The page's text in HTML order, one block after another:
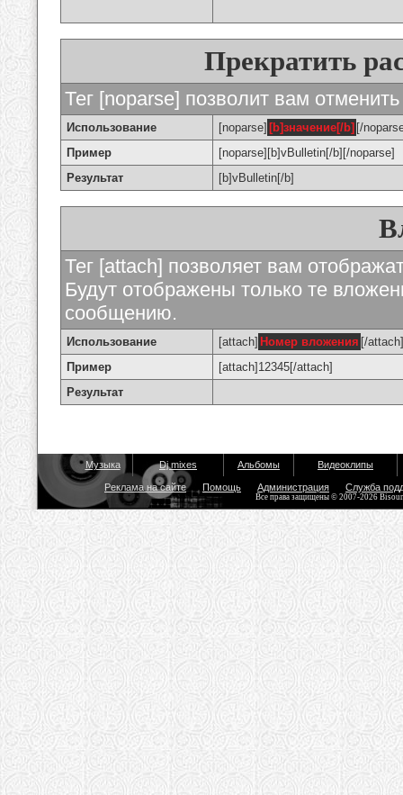
Прекратить
Тег [noparse] позволит вам
Использование [noparse] [b]значение[/b] [/
Пример
[noparse][b]vBulletin[/b][/noparse]
Результат
[b]vBulletin[/b]
Тег [attach] позволяет вам
Будут отображены только те
сообщению.
Использование [attach] Номер вложения [/attach]
Пример
[attach]12345[/attach]
Результат
Музыка Dj mixes Альбомы Видеоклипы
Реклама на сайте Помощь Администрация Служба
Все права защищены © 2007-2026